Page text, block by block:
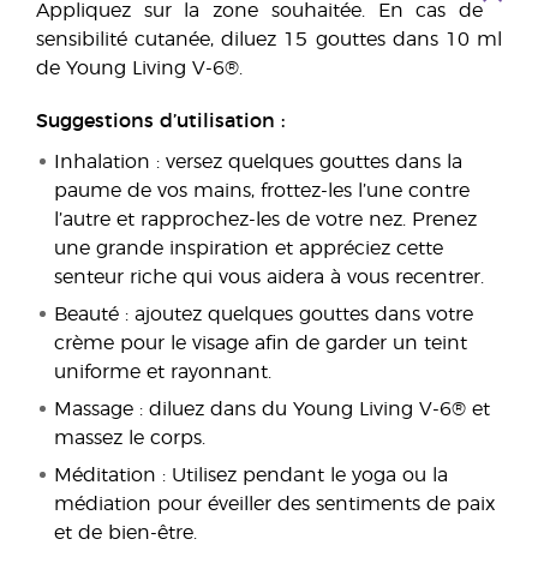
Appliquez sur la zone souhaitée. En cas de
sensibilité cutanée, diluez 15 gouttes dans 10 ml
de Young Living V-6®.
Suggestions d’utilisation :
Inhalation : versez quelques gouttes dans la
paume de vos mains, frottez-les l’une contre
l’autre et rapprochez-les de votre nez. Prenez
une grande inspiration et appréciez cette
senteur riche qui vous aidera à vous recentrer.
Beauté : ajoutez quelques gouttes dans votre
crème pour le visage afin de garder un teint
uniforme et rayonnant.
Massage : diluez dans du Young Living V-6® et
massez le corps.
Méditation : Utilisez pendant le yoga ou la
médiation pour éveiller des sentiments de paix
et de bien-être.